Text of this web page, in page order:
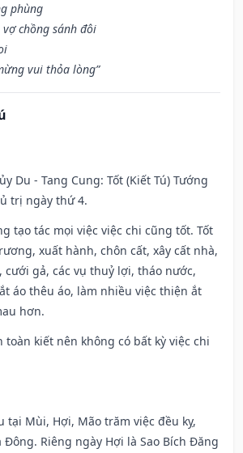
phùng
chồng sánh đôi
vui thỏa lòng”
Du - Tang Cung: Tốt (Kiết Tú) Tướng
trị ngày thứ 4.
tạo tác mọi việc việc chi cũng tốt. Tốt
xuất hành, chôn cất, xây cất nhà,
cưới gả, các vụ thuỷ lợi, tháo nước,
áo thêu áo, làm nhiều việc thiện ắt
hơn.
toàn kiết nên không có bất kỳ việc chi
tại Mùi, Hợi, Mão trăm việc đều kỵ,
Riêng ngày Hợi là Sao Bích Đăng